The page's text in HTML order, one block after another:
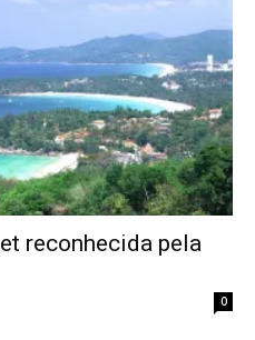
reconhecida pela
0